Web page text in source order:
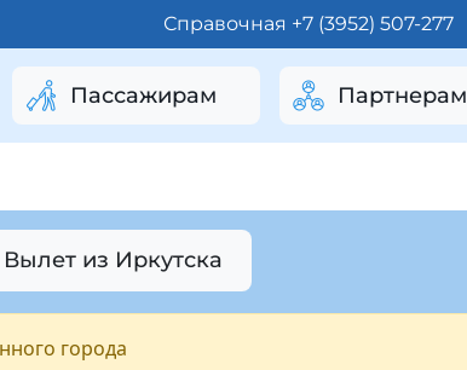
Справочная +7 (3952) 507-277
Пассажирам Партнерам
Вылет из Иркутска
города